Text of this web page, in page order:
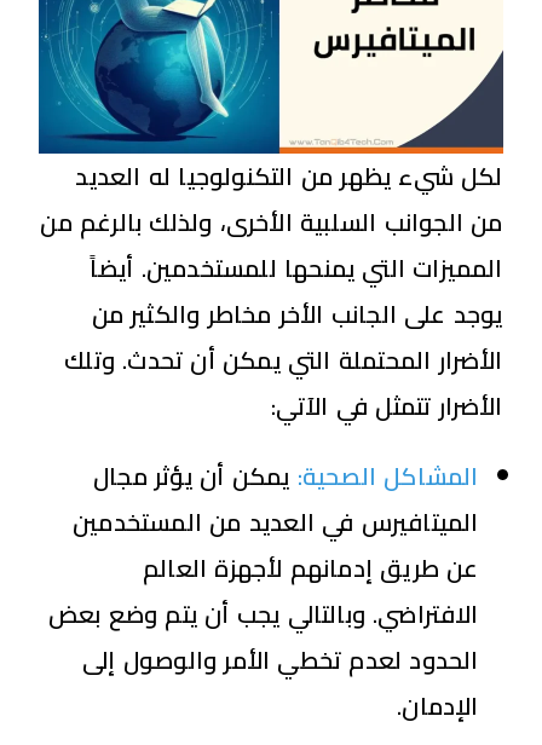
لكل شيء يظهر من التكنولوجيا له العديد
من الجوانب السلبية الأخرى، ولذلك بالرغم من
المميزات التي يمنحها للمستخدمين. أيضاً
يوجد على الجانب الأخر مخاطر والكثير من
الأضرار المحتملة التي يمكن أن تحدث. وتلك
الأضرار تتمثل في الآتي:
المشاكل الصحية: يمكن أن يؤثر مجال
الميتافيرس في العديد من المستخدمين
عن طريق إدمانهم لأجهزة العالم
الافتراضي. وبالتالي يجب أن يتم وضع بعض
الحدود لعدم تخطي الأمر والوصول إلى
الإدمان.